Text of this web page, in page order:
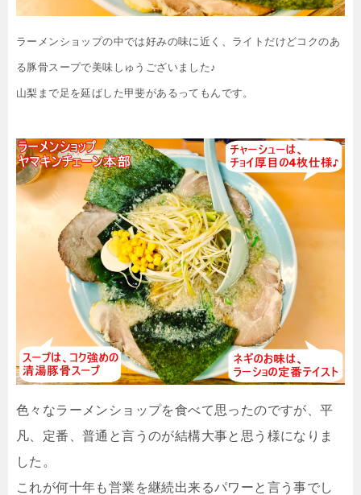
ラーメンショップの中では好みの味に近く、ライトだけどコクのあ
る豚骨スープで美味しゅうございました♪
山梨まで足を延ばした甲斐があるってもんです。
色々なラーメンショップを食べて思ったのですが、平
凡、定番、普通と言うのが結構大事と思う様になりま
した。
これが何十年も営業を継続出来るパワーと言う事でし